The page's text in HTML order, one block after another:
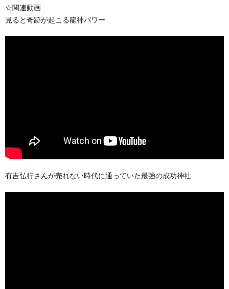
☆関連動画
見ると奇跡が起こる龍神パワー
有吉弘行さんが売れない時代に通っていた最強の成功神社